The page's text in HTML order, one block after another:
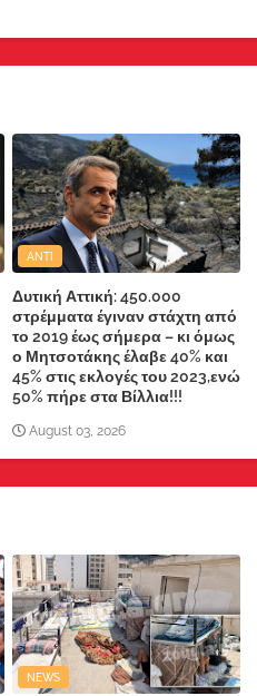
ANTI
Δυτική Αττική: 450.000
στρέμματα έγιναν στάχτη από
το 2019 έως σήμερα – κι όμως
ο Μητσοτάκης έλαβε 40% και
45% στις εκλογές του 2023,ενώ
50% πήρε στα Βίλλια!!!
August 03, 2026
NEWS